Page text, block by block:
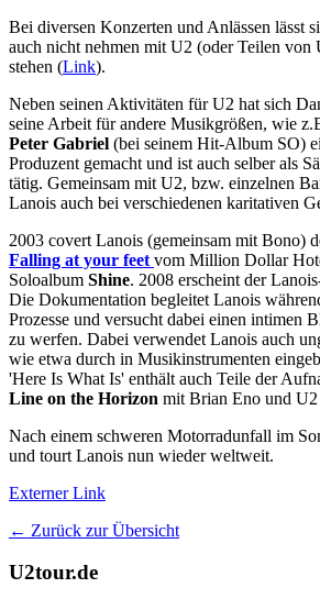
Bei diversen Konzerten und Anlässen lässt
auch nicht nehmen mit U2 (oder Teilen von
stehen (Link).
Neben seinen Aktivitäten für U2 hat sich
seine Arbeit für andere Musikgrößen, wie
Peter Gabriel (bei seinem Hit-Album SO)
Produzent gemacht und ist auch selber als
tätig. Gemeinsam mit U2, bzw. einzelnen
Lanois auch bei verschiedenen karitativen
2003 covert Lanois (gemeinsam mit Bono)
Falling at your feet vom Million Dollar
Soloalbum Shine. 2008 erscheint der
Die Dokumentation begleitet Lanois
Prozesse und versucht dabei einen intimen
zu werfen. Dabei verwendet Lanois auch
wie etwa durch in Musikinstrumenten
'Here Is What Is' enthält auch Teile der
Line on the Horizon mit Brian Eno und
Nach einem schweren Motorradunfall im
und tourt Lanois nun wieder weltweit.
Externer Link
← Zurück zur Übersicht
U2tour.de